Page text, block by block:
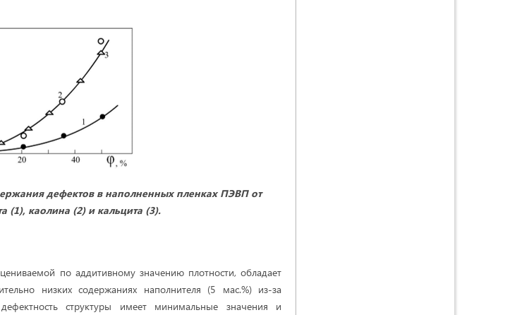
дефектов в наполненных пленках ПЭВП от
(1), каолина (2) и кальцита (3).
по аддитивному значению плотности, обладает
низких содержаниях наполнителя (5 мас.%) из-за
структуры имеет минимальные значения и